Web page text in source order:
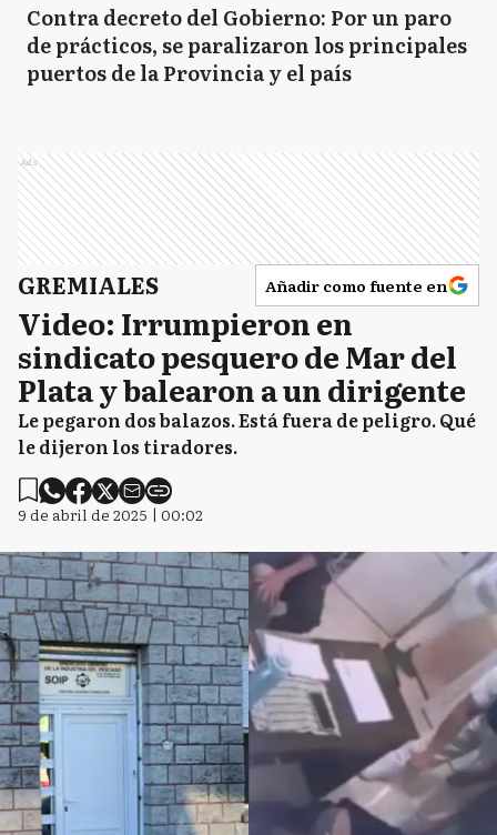
Contra decreto del Gobierno: Por un paro
de prácticos, se paralizaron los principales
puertos de la Provincia y el país
Ads
GREMIALES Añadir como fuente en
Video: Irrumpieron en
sindicato pesquero de Mar del
Plata y balearon a un dirigente
Le pegaron dos balazos. Está fuera de peligro. Qué
le dijeron los tiradores.
9 de abril de 2025 | 00:02